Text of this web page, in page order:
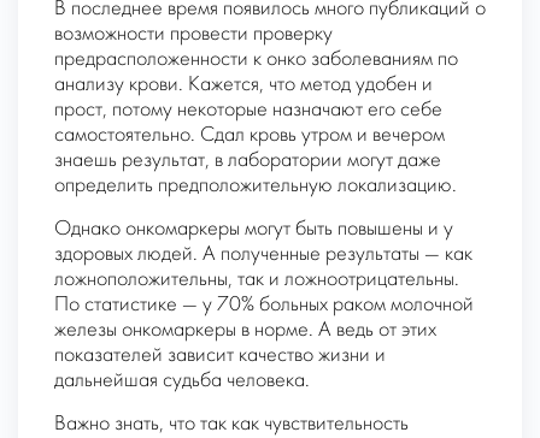
В последнее время появилось много публикаций о
возможности провести проверку
предрасположенности к онко заболеваниям по
анализу крови. Кажется, что метод удобен и
прост, потому некоторые назначают его себе
самостоятельно. Сдал кровь утром и вечером
знаешь результат, в лаборатории могут даже
определить предположительную локализацию.
Однако онкомаркеры могут быть повышены и у
здоровых людей. А полученные результаты — как
ложноположительны, так и ложноотрицательны.
По статистике — у 70% больных раком молочной
железы онкомаркеры в норме. А ведь от этих
показателей зависит качество жизни и
дальнейшая судьба человека.
Важно знать, что так как чувствительность